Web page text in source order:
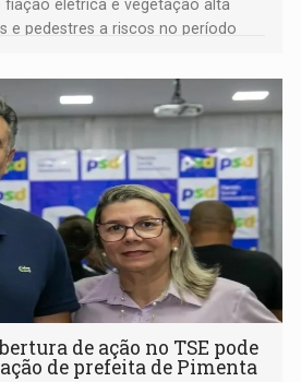
fiação elétrica e vegetação alta
e pedestres a riscos no período
de ação no TSE pode
de prefeita de Pimenta